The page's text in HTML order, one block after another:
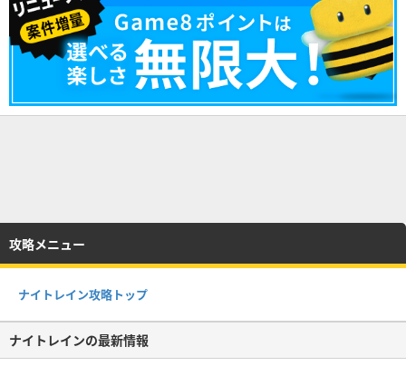
攻略メニュー
ナイトレイン攻略トップ
ナイトレインの最新情報